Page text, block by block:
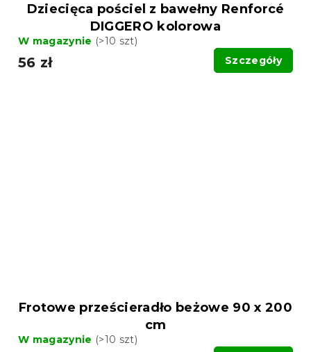
Dziecięca pościel z bawełny Renforcé
DIGGERO kolorowa
W magazynie (>10 szt)
56 zł Szczegóły
Frotowe prześcieradło beżowe 90 x 200
cm
W magazynie (>10 szt)